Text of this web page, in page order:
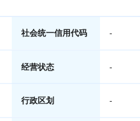
社会统一信用代码 -
经营状态 -
行政区划 -